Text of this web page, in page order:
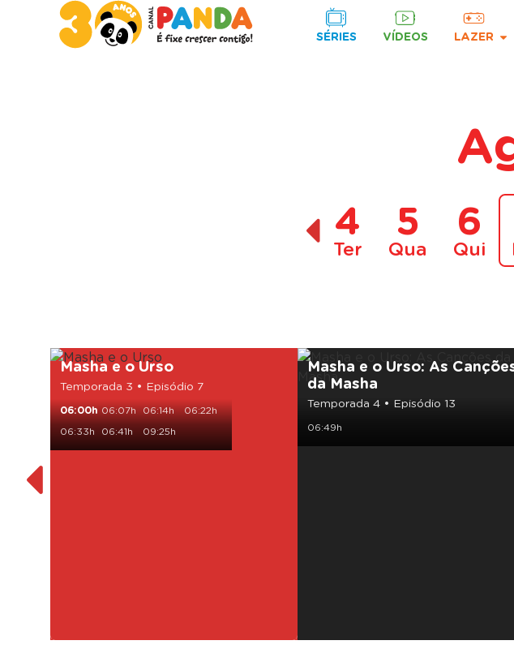
SÉRIES VÍDEOS LAZER
4
Ter
5
Qua
6
Qui
Masha e o Urso
Temporada 3 • Episódio 7
06:00h 06:07h 06:14h
06:22h
06:33h
06:41h 09:25h
Masha e o Urso: As
da Masha
Temporada 4 • Episódio 13
06:49h